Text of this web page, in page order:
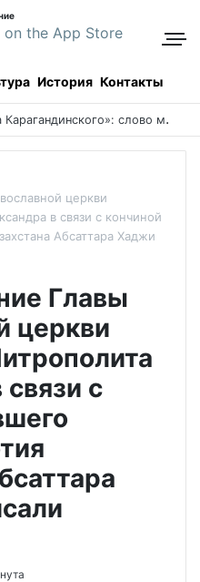
История Контакты
«Верный ученик Севастиана Карагандинского»: слово митрополита Александра о почившем схиархимандрите Пахомии
церкви
в связи с кончиной
Абсаттара Хаджи
Главы
церкви
с